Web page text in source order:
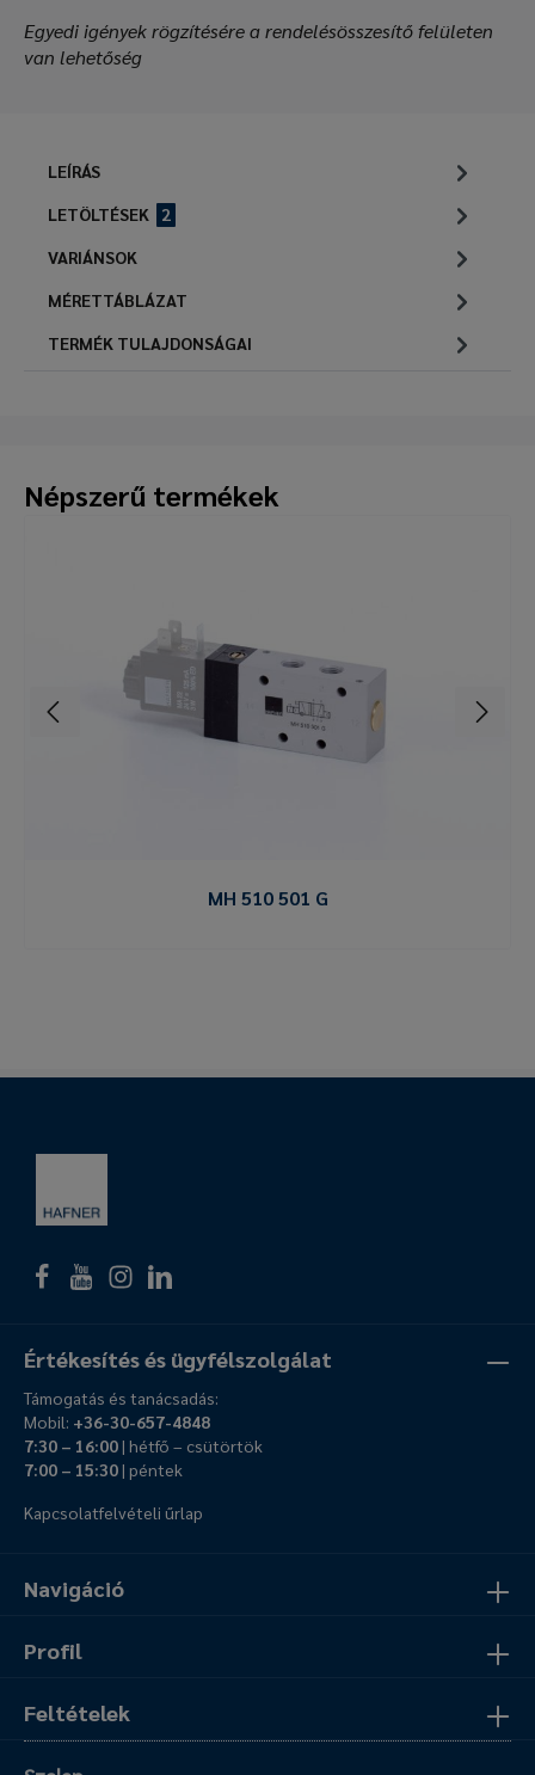
Egyedi igények rögzítésére a rendelésösszesítő felületen
van lehetőség
LEÍRÁS
LETÖLTÉSEK
2
VARIÁNSOK
MÉRETTÁBLÁZAT
TERMÉK TULAJDONSÁGAI
Népszerű termékek
MH 510 501 G
Navigáció
Profil
Feltételek
Értékesítés és ügyfélszolgálat
Támogatás és tanácsadás:
Mobil: +36-30-657-4848
7:30 – 16:00| hétfő – csütörtök
7:00 – 15:30| péntek
Kapcsolatfelvételi űrlap